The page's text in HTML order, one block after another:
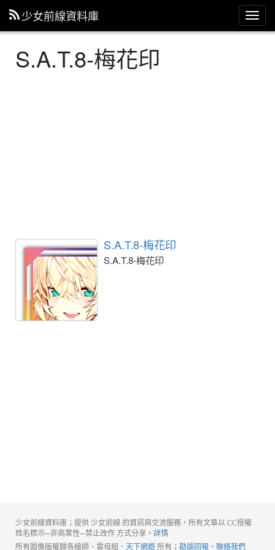
主
選
少女前線資料庫
S.A.T.8-梅花印
S.A.T.8-梅花印
S.A.T.8-梅花印
少女前線資料庫；提供 少女前線 的資訊與交流服務，所有文章以 CC授權
姓名標示─非商業性─禁止改作 方式分享。 詳情
所有圖像版權歸各繪師、雲母組、 天下網遊 所有； 勘誤回報、聯絡我們